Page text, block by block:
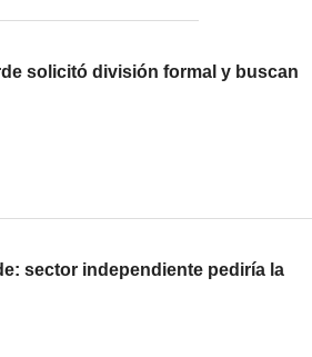
solicitó división formal y buscan
sector independiente pediría la